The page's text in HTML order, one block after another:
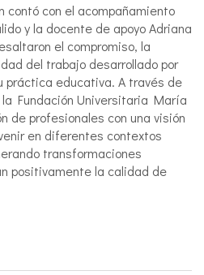
contó con el acompañamiento
y la docente de apoyo Adriana
el compromiso, la
del trabajo desarrollado por
práctica educativa. A través de
Fundación Universitaria María
de profesionales con una visión
en diferentes contextos
transformaciones
positivamente la calidad de